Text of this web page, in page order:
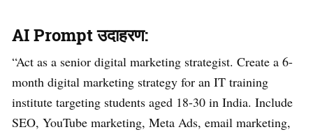
AI Prompt उदाहरण:
“Act as a senior digital marketing strategist. Create a 6-
month digital marketing strategy for an IT training
institute targeting students aged 18-30 in India. Include
SEO, YouTube marketing, Meta Ads, email marketing,